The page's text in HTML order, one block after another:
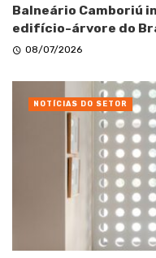
Balneário Camboriú
edifício-árvore do
08/07/2026
NOTÍCIAS DO SETOR